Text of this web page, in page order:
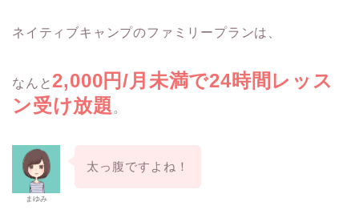
ネイティブキャンプのファミリープランは、
なんと2,000円/月未満で24時間レッス
ン受け放題。
まゆみ
太っ腹ですよね！